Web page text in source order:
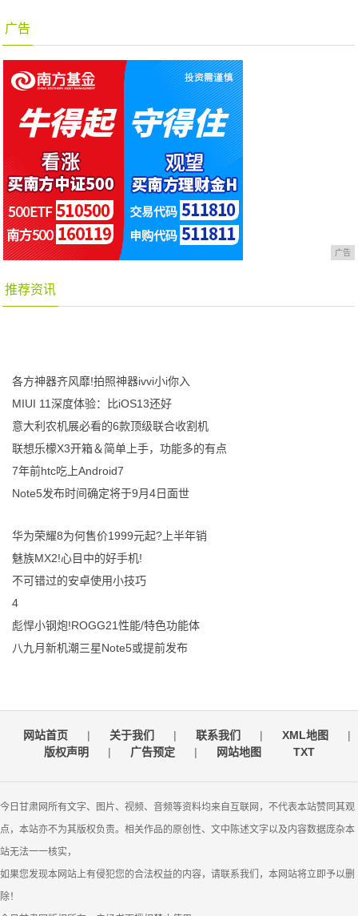
广告
广告
推荐资讯
各方神器齐风靡!拍照神器ivvi小i你入
MIUI 11深度体验：比iOS13还好
意大利农机展必看的6款顶级联合收割机
联想乐檬X3开箱＆简单上手，功能多的有点
7年前htc吃上Android7
Note5发布时间确定将于9月4日面世
华为荣耀8为何售价1999元起?上半年销
魅族MX2!心目中的好手机!
不可错过的安卓使用小技巧
4
彪悍小钢炮!ROGG21性能/特色功能体
八九月新机潮三星Note5或提前发布
网站首页 | 关于我们 | 联系我们 | XML地图
|
版权声明
| 广告预定 | 网站地图 TXT
今日甘肃网所有文字、图片、视频、音频等资料均来自互联网，不代表本站赞同其观
点，本站亦不为其版权负责。相关作品的原创性、文中陈述文字以及内容数据庞杂本
站无法一一核实，
如果您发现本网站上有侵犯您的合法权益的内容，请联系我们，本网站将立即予以删
除！